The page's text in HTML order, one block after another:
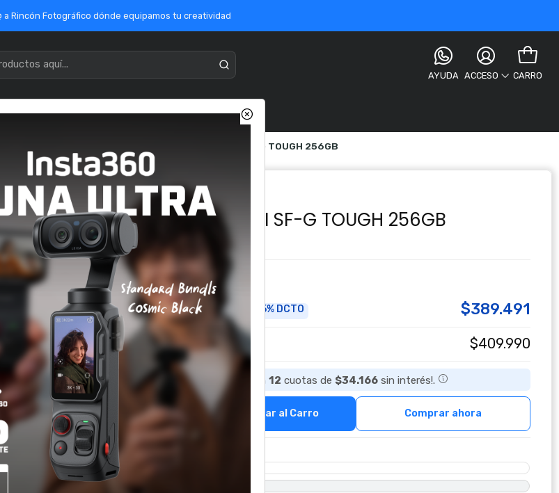
a Rincón Fotográfico dónde equipamos tu creatividad
AYUDA ACCESO CARRO
Marcas Ofertas / Outlet Mercado Público
Sony SDXC UHS-II SF-G TOUGH 256GB
Sony SDXC UHS-II SF-G TOUGH 256GB
SKU: SF-G256T
🔥 ¡Última unidad disponible!
ENVÍO GRATIS
Pago con transferencia
5% DCTO $389.491
Otros medios de pago $409.990
¡Paga hasta en12 cuotas de$34.166 sin interés!.
Cantidad
Agregar al Carro Comprar ahora
Disponibilidad